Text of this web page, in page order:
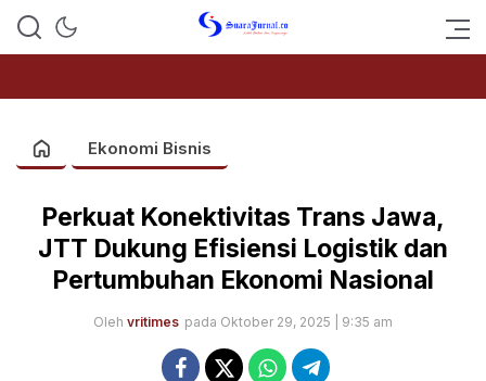
SUARAJURNAL.CO
Ekonomi Bisnis
Perkuat Konektivitas Trans Jawa,
JTT Dukung Efisiensi Logistik dan
Pertumbuhan Ekonomi Nasional
Oleh vritimes pada Oktober 29, 2025 | 9:35 am